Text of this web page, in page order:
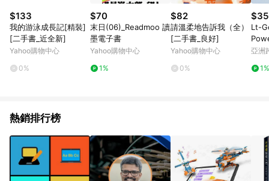
$133
我的游泳成長記[精裝]
[二手書_近全新]
Yahoo購物中心
0%
$70
末日(06)_Readmoo 讀
墨電子書
Yahoo購物中心
1%
$82
請溫柔地告訴我（全）
[二手書_良好]
Yahoo購物中心
0%
Lt-
er &
亞洲
1%
熱銷排行榜